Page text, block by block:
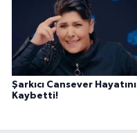
Şarkıcı Cansever Hayatını
Kaybetti!